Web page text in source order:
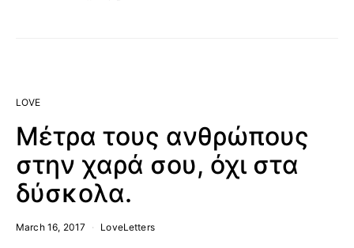
LOVE
Μέτρα τους ανθρώπους
στην χαρά σου, όχι στα
δύσκολα.
March 16, 2017 LoveLetters